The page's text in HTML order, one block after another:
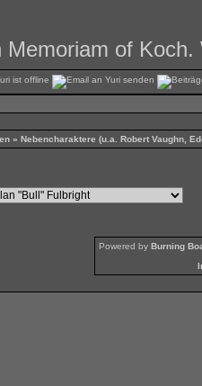
Memoriam of
» Nebencharaktere (u.a. Robert Vaughn,
Powered by Burning